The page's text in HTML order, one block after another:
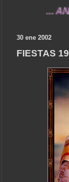
... ANÍMATE
30 ene 2002
FIESTAS